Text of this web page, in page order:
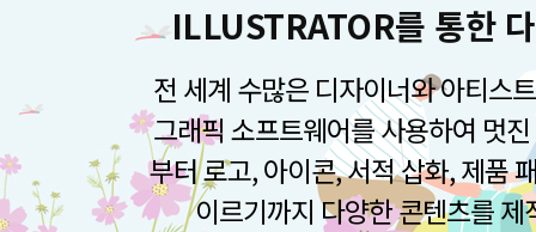
ILLUSTRATOR를 통한
전 세계 수많은 디자이너와 아티스
그래픽 소프트웨어를 사용하여 멋
부터 로고, 아이콘, 서적 삽화, 제품
이르기까지 다양한 콘텐츠를 제